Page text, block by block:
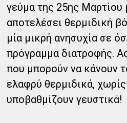
γεύμα της 25ης Μαρτίου
αποτελέσει θερμιδική
μία μικρή ανησυχία σε
πρόγραμμα διατροφής.
που μπορούν να κάνουν
ελαφρύ θερμιδικά,
υποβαθμίζουν γευστικά!